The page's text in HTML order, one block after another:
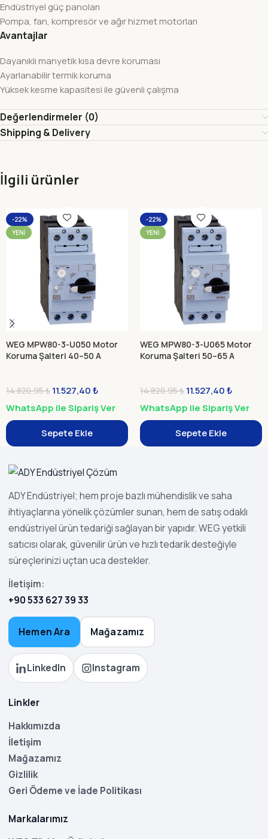
Endüstriyel güç panoları
Pompa, fan, kompresör ve ağır hizmet motorları
Avantajlar
Dayanıklı manyetik kısa devre koruması
Ayarlanabilir termik koruma
Yüksek kesme kapasitesi ile güvenli çalışma
Değerlendirmeler (0)
Shipping & Delivery
İlgili ürünler
-22%
YENI
WEG MPW80-3-U050 Motor
Koruma Şalteri 40–50 A
14.820,95₺ 11.527,40₺
WhatsApp ile Sipariş Ver
Sepete Ekle
-22%
YENI
WEG MPW80-3-U065 Motor
Koruma Şalteri 50–65 A
14.820,95₺ 11.527,40₺
WhatsApp ile Sipariş Ver
Sepete Ekle
ADY Endüstriyel; hem proje bazlı mühendislik ve saha
ihtiyaçlarına yönelik çözümler sunan, hem de satış odaklı
endüstriyel ürün tedariği sağlayan bir yapıdır. WEG yetkili
satıcısı olarak, güvenilir ürün ve hızlı tedarik desteğiyle
süreçlerinizi uçtan uca destekler.
İletişim:
+90 533 627 39 33
Hemen Ara Mağazamız
LinkedIn Instagram
Linkler
Hakkımızda
İletişim
Mağazamız
Gizlilik
Geri Ödeme ve İade Politikası
Markalarımız